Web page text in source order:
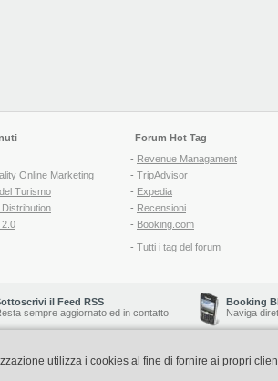
Online Marketing
Turismo
Forum Hot Tag
- Revenue Managament
- TripAdvisor
- Expedia
- Recensioni
- Booking.com
- Tutti i tag del forum
il Feed RSS
sempre aggiornato ed in contatto
Booking
Naviga
Copyright © 2006-2026 QNT S.r.l.
utilizza i cookies al fine di fornire ai propri